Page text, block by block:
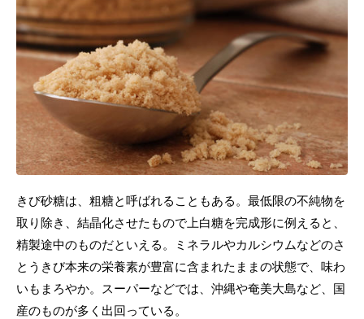
きび砂糖は、粗糖と呼ばれることもある。最低限の不純物を
取り除き、結晶化させたもので上白糖を完成形に例えると、
精製途中のものだといえる。ミネラルやカルシウムなどのさ
とうきび本来の栄養素が豊富に含まれたままの状態で、味わ
いもまろやか。スーパーなどでは、沖縄や奄美大島など、国
産のものが多く出回っている。